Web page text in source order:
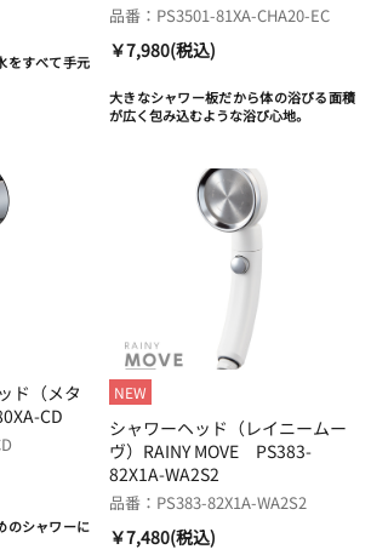
をすべて手元
品番：PS3501-81XA-CHA20-EC
￥7,980(税込)
大きなシャワー板だから体の浴びる面積
が広く包み込むような浴び心地。
ド（メタ
CD
のシャワーに
NEW
シャワーヘッド（レイニームー
ヴ）RAINY MOVE PS383-
82X1A-WA2S2
品番：PS383-82X1A-WA2S2
￥7,480(税込)